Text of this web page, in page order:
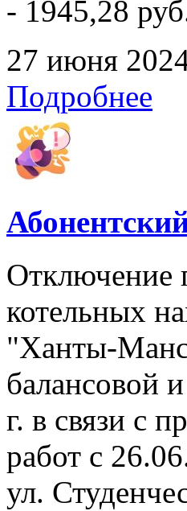
- 1945,28
27 июня
Подробнее
Отключение
котельных
"Ханты-
балансовой
г. в связи с
работ с
ул.